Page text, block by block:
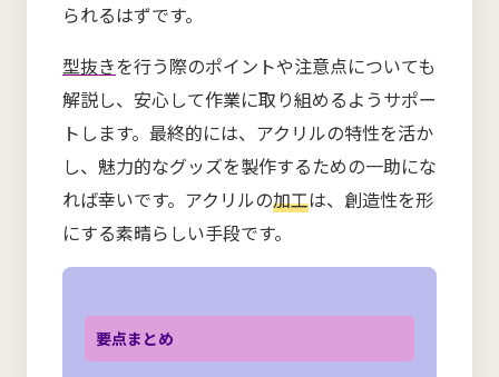
られるはずです。
型抜きを行う際のポイントや注意点についても
解説し、安心して作業に取り組めるようサポー
トします。最終的には、アクリルの特性を活か
し、魅力的なグッズを製作するための一助にな
れば幸いです。アクリルの加工は、創造性を形
にする素晴らしい手段です。
要点まとめ